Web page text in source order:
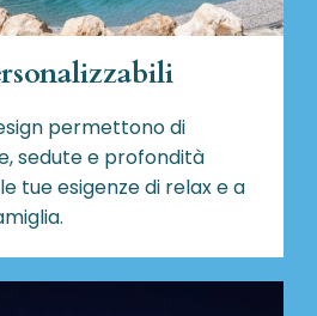
permettono di
sedute e profondità
tue esigenze di relax e a